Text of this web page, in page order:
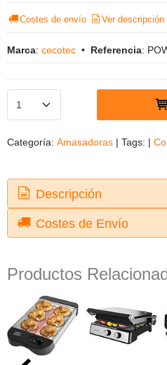
Costes de envío Ver descripción
Marca: cecotec • Referencia:
Categoría: Amasadoras | Tags: |
Descripción
Costes de Envío
Productos